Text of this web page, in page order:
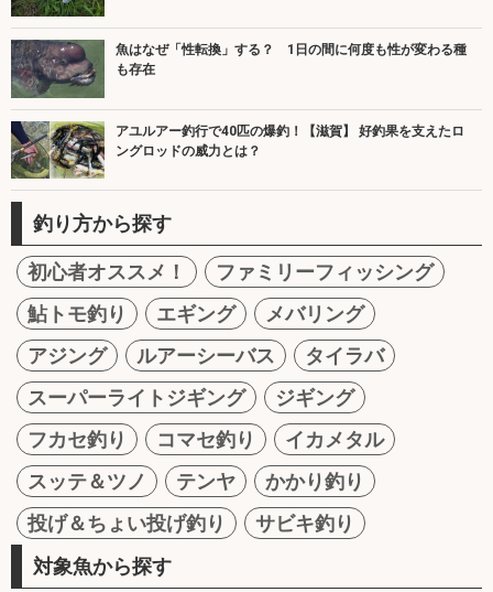
魚はなぜ「性転換」する？ 1日の間に何度も性が変わる種
も存在
アユルアー釣行で40匹の爆釣！【滋賀】 好釣果を支えたロ
ングロッドの威力とは？
釣り方から探す
初心者オススメ！
ファミリーフィッシング
鮎トモ釣り
エギング
メバリング
アジング
ルアーシーバス
タイラバ
スーパーライトジギング
ジギング
フカセ釣り
コマセ釣り
イカメタル
スッテ＆ツノ
テンヤ
かかり釣り
投げ＆ちょい投げ釣り
サビキ釣り
対象魚から探す